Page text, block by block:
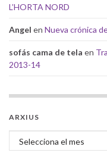
L’HORTA NORD
Angel en Nueva crónica
sofás cama de tela en
2013-14
ARXIUS
Arxius